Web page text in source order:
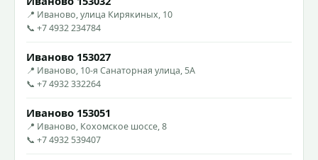
📍 Иваново, улица Кирякиных, 10
📞 +7 4932 234784
Иваново 153027
📍 Иваново, 10-я Санаторная улица, 5А
📞 +7 4932 332264
Иваново 153051
📍 Иваново, Кохомское шоссе, 8
📞 +7 4932 539407